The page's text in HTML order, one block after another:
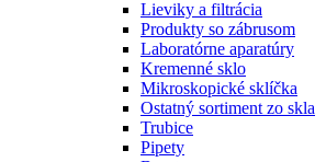
Lieviky a filtrácia
Produkty so zábrusom
Laboratórne aparatúry
Kremenné sklo
Mikroskopické sklíčka
Ostatný sortiment zo skla
Trubice
Pipety